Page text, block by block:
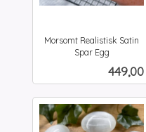
Morsomt Realistisk Satin
Spar Egg
Pris
449,00